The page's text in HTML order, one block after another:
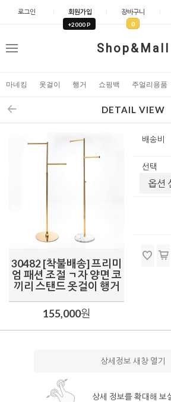
로그인 회원가입
+2000 P
장바구니
0
Shop&Mall
메
마네킹 옷걸이 행거 쇼핑백 주얼리용품
DETAIL VIEW
30482 [착불배송] 프리미
엄 패션 조절 ㄱ자 양면 코
끼리 스탠드 옷걸이 행거
155,000원
배송비
선택
상세정보 새창 열기
상세 정보를 확대해 보